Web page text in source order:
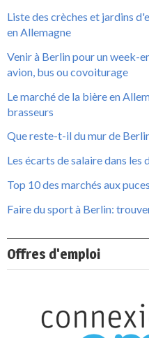
Liste des crèches et jardins
en Allemagne
Venir à Berlin pour un week-
avion, bus ou covoiturage
Le marché de la bière en
brasseurs
Que reste-t-il du mur de
Les écarts de salaire dans
Top 10 des marchés aux
Faire du sport à Berlin:
Offres d'emploi